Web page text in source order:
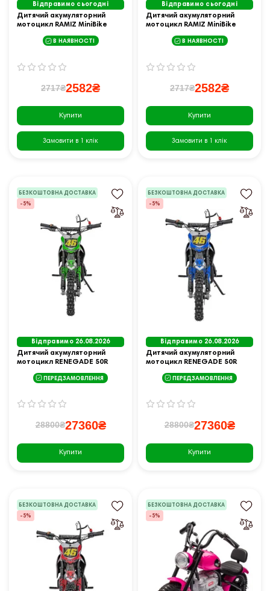
Відправимо сьогодні
Дитячий акумуляторний
мотоцикл RAMIZ MiniBike
блакитний
В НАЯВНОСТІ
2717₴2582₴
Купити
Замовити в 1 клік
Відправимо сьогодні
Дитячий акумуляторний
мотоцикл RAMIZ MiniBike
червоний
В НАЯВНОСТІ
2717₴2582₴
Купити
Замовити в 1 клік
БЕЗКОШТОВНА ДОСТАВКА
-5%
Відправимо 26.08.2026
Дитячий акумуляторний
мотоцикл RENEGADE 50R
ПЕРЕДЗАМОВЛЕННЯ
28800₴27360₴
Купити
БЕЗКОШТОВНА ДОСТАВКА
-5%
Відправимо 26.08.2026
Дитячий акумуляторний
мотоцикл RENEGADE 50R
ПЕРЕДЗАМОВЛЕННЯ
28800₴27360₴
Купити
БЕЗКОШТОВНА ДОСТАВКА
-5%
БЕЗКОШТОВНА ДОСТАВКА
-5%